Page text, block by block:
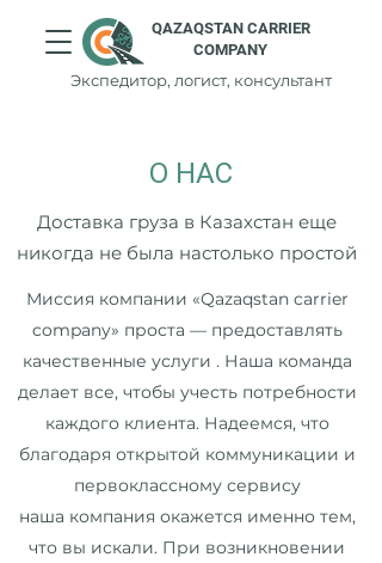
QAZAQSTAN CARRIER
COMPANY
Экспедитор, логист, консультант
О НАС
Доставка груза в Казахстан еще
никогда не была настолько простой
Миссия компании «Qazaqstan carrier
company» проста — предоставлять
качественные услуги . Наша команда
делает все, чтобы учесть потребности
каждого клиента. Надеемся, что
благодаря открытой коммуникации и
первоклассному сервису
нашa компания окажется именно тем,
что вы искали. При возникновении